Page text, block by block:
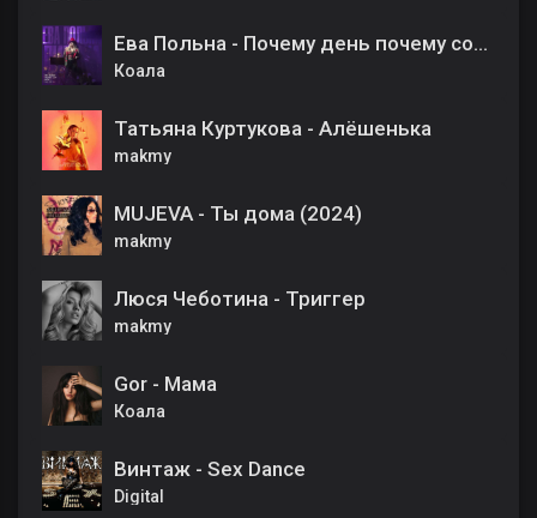
Ева Польна - Почему день почему солнца свет
Коала
Татьяна Куртукова - Алёшенька
makmy
MUJEVA - Ты дома (2024)
makmy
Люся Чеботина - Триггер
makmy
Gor - Мама
Коала
Винтаж - Sex Dance
Digital